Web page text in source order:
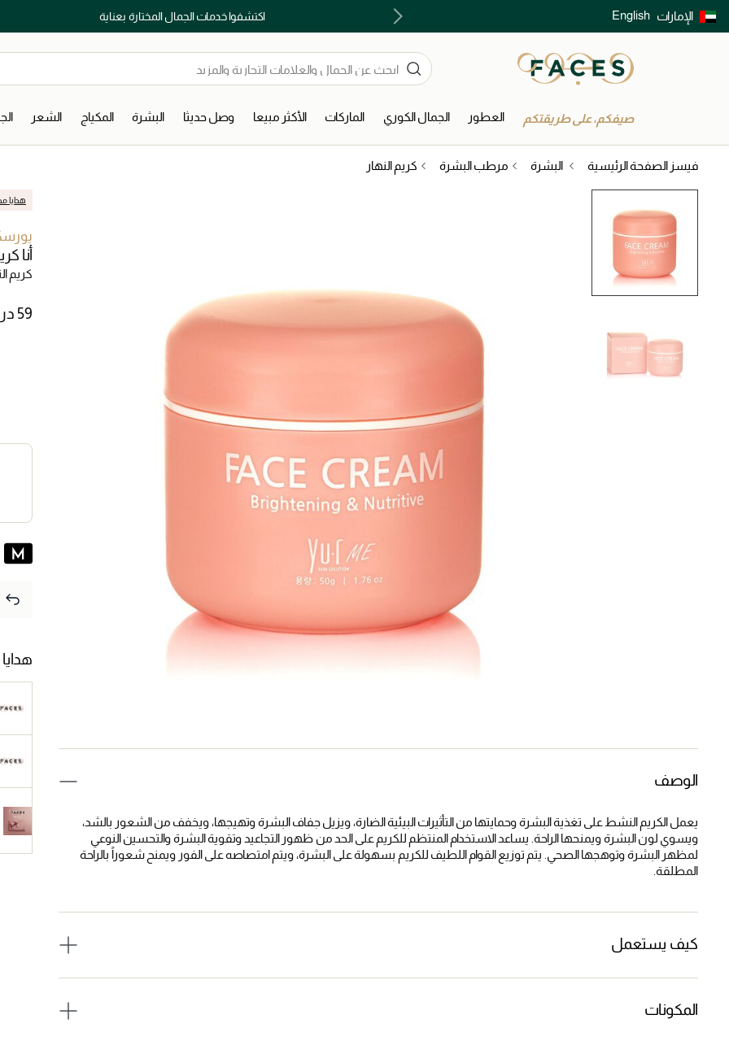
الإمارات English اكتشفوا خدمات الجمال المختارة بعناية توصيل سريع على جميع الطلبات ما فوق 299 درهم
صيفكم، على طريقتكم العطور الجمال الكوري الماركات الأكثر مبيعا وصل حديثا البشرة المكياج الشعر
فيسز الصفحة الرئيسية البشرة مرطب البشرة كريم النهار
الوصف
يعمل الكريم النشط على تغذية البشرة وحمايتها من التأثيرات البيئية الضارة، ويزيل جفاف البشرة وتهيجها، ويخفف من الشعور بالشد،
ويسوي لون البشرة ويمنحها الراحة. يساعد الاستخدام المنتظم للكريم على الحد من ظهور التجاعيد وتقوية البشرة والتحسين النوعي
لمظهر البشرة وتوهجها الصحي. يتم توزيع القوام اللطيف للكريم بسهولة على البشرة، ويتم امتصاصه على الفور ويمنح شعوراً بالراحة
المطلقة.
كيف يستعمل
المكونات
هدايا
أنا
كريم